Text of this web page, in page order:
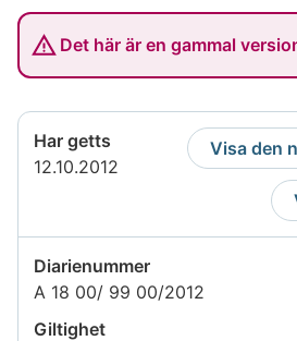
Det här är en gammal
Har getts
12.10.2012
Visa den
Diarienummer
A 18 00/ 99 00/2012
Giltighet